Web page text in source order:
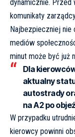
dynamicznie. Przed
komunikaty
Najbezpieczniej nie
mediów
minut może być już
Dla
aktualny
autostrady
na A2 po
W przypadku
kierowcy powinni